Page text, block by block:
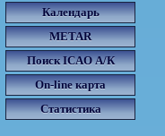
Календарь
METAR
Поиск ICAO А/К
On-line карта
Статистика